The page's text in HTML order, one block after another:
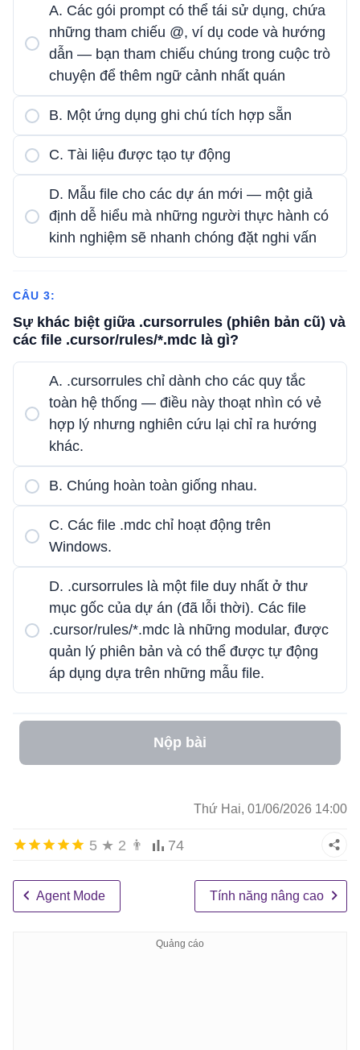
A. Các gói prompt có thể tái sử dụng, chứa
những tham chiếu @, ví dụ code và hướng
dẫn — bạn tham chiếu chúng trong cuộc trò
chuyện để thêm ngữ cảnh nhất quán
B. Một ứng dụng ghi chú tích hợp sẵn
C. Tài liệu được tạo tự động
D. Mẫu file cho các dự án mới — một giả
định dễ hiểu mà những người thực hành có
kinh nghiệm sẽ nhanh chóng đặt nghi vấn
CÂU 3:
Sự khác biệt giữa .cursorrules (phiên bản cũ) và
các file .cursor/rules/*.mdc là gì?
A. .cursorrules chỉ dành cho các quy tắc
toàn hệ thống — điều này thoạt nhìn có vẻ
hợp lý nhưng nghiên cứu lại chỉ ra hướng
khác.
B. Chúng hoàn toàn giống nhau.
C. Các file .mdc chỉ hoạt động trên
Windows.
D. .cursorrules là một file duy nhất ở thư
mục gốc của dự án (đã lỗi thời). Các file
.cursor/rules/*.mdc là những modular, được
quản lý phiên bản và có thể được tự động
áp dụng dựa trên những mẫu file.
Nộp bài
Thứ Hai, 01/06/2026 14:00
5 ★ 2 👨 74
Agent Mode Tính năng nâng cao